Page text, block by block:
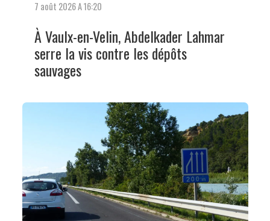
7 août 2026 A 16:20
À Vaulx-en-Velin, Abdelkader Lahmar
serre la vis contre les dépôts
sauvages